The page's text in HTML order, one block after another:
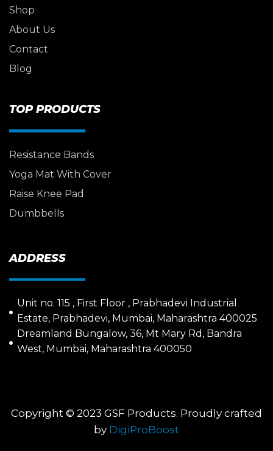
Shop
About Us
Contact
Blog
TOP PRODUCTS
Resistance Bands
Yoga Mat With Cover
Raise Knee Pad
Dumbbells
ADDRESS
Unit no. 115 , First Floor , Prabhadevi Industrial
Estate, Prabhadevi, Mumbai, Maharashtra 400025
Dreamland Bungalow, 36, Mt Mary Rd, Bandra
West, Mumbai, Maharashtra 400050
Copyright © 2023 GSF Products. Proudly crafted
by DigiProBoost